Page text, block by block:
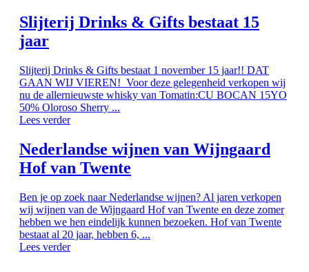
Slijterij Drinks & Gifts bestaat 15
jaar
Slijterij Drinks & Gifts bestaat 1 november 15 jaar!! DAT
GAAN WIJ VIEREN! Voor deze gelegenheid verkopen wij
nu de allernieuwste whisky van Tomatin:CU BOCAN 15YO
50% Oloroso Sherry ...
Lees verder
Nederlandse wijnen van Wijngaard
Hof van Twente
Ben je op zoek naar Nederlandse wijnen? Al jaren verkopen
wij wijnen van de Wijngaard Hof van Twente en deze zomer
hebben we hen eindelijk kunnen bezoeken. Hof van Twente
bestaat al 20 jaar, hebben 6, ...
Lees verder